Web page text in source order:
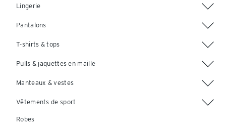
Lingerie
Pantalons
T-shirts & tops
Pulls & jaquettes en maille
Manteaux & vestes
Vêtements de sport
Robes